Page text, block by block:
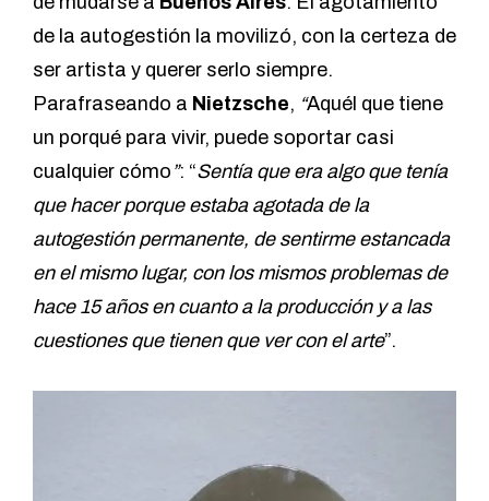
de la autogestión la movilizó, con la certeza de
ser artista y querer serlo siempre.
Parafraseando a Nietzsche, “Aquél que tiene
un porqué para vivir, puede soportar casi
cualquier cómo ”: “Sentía que era algo que tenía
que hacer porque estaba agotada de la
autogestión permanente, de sentirme estancada
en el mismo lugar, con los mismos problemas de
hace 15 años en cuanto a la producción y a las
cuestiones que tienen que ver con el arte”.